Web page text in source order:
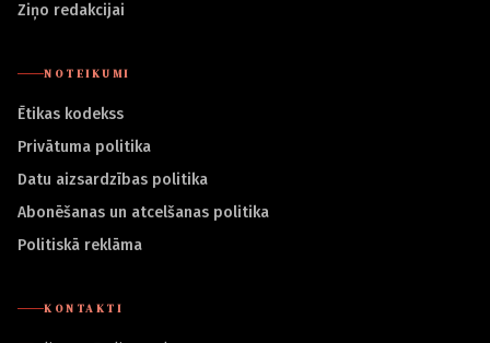
Ziņo redakcijai
NOTEIKUMI
Ētikas kodekss
Privātuma politika
Datu aizsardzības politika
Abonēšanas un atcelšanas politika
Politiskā reklāma
KONTAKTI